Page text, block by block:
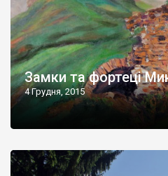
Замки та фортеці
4 Грудня, 2015